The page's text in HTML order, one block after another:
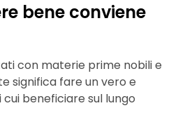
bene conviene
con materie prime nobili e
significa fare un vero e
beneficiare sul lungo